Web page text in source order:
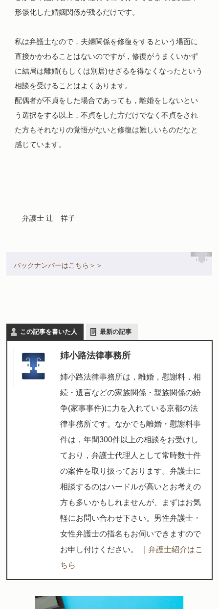
形骸化した婚姻関係が残るだけです。
私は弁護士なので，夫婦関係を修復をするという場面に
直接かかわることはないのですが，修復がうまくいかず
に結局は離婚(もしくは別居)せざるを得なくなったという
相談を受けることはよくあります。
配偶者が不貞をした場合であっても，離婚をしないとい
う選択をする以上，不貞をした方だけでなく不貞をされ
た方もそれなりの覚悟がないと修復は難しいものだなと
感じています。
弁護士 辻 祥子
バックナンバーはこちら＞＞
この記事を書いた人 最新の記事
姉小路法律事務所
姉小路法律事務所は，離婚，慰謝料，相
続・遺言などの家族関係・親族関係の紛
争(家事事件)に力を入れている京都の法
律事務所です。なかでも離婚・慰謝料事
件は，年間300件以上の相談をお受けし
ており，弁護士代理人として常時数十件
の案件を取り扱っております。弁護士に
相談するのはハードルが高いとお考えの
方も多いかもしれませんが、まずはお気
軽にお問い合わせ下さい。男性弁護士・
女性弁護士の指名もお伺いできますので
お申し付けください。
｜弁護士紹介はこ
ちら